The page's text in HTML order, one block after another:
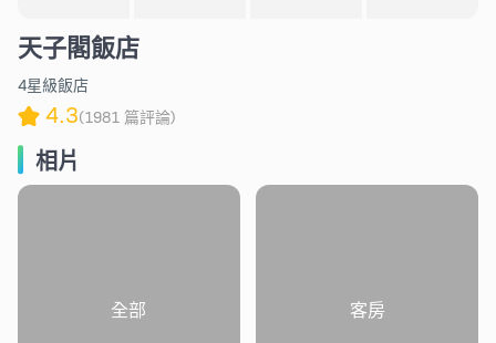
天子閣飯店
4星級飯店
4.3(1981 篇評論)
相片
全部 客房